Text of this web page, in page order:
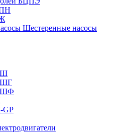
Шестеренные насосы